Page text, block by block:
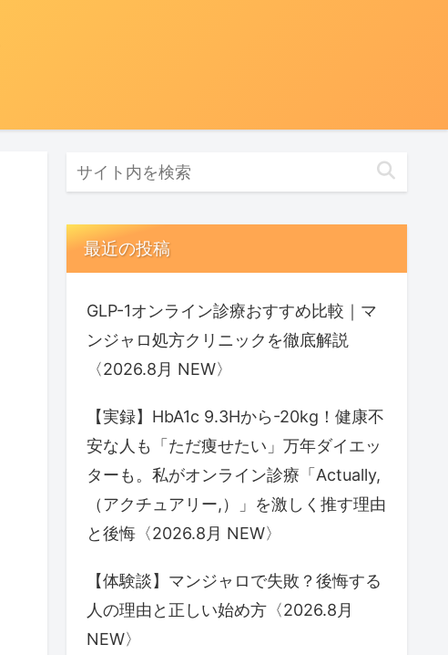
最近の投稿
GLP-1オンライン診療おすすめ比較｜マ
ンジャロ処方クリニックを徹底解説
〈2026.8月 NEW〉
【実録】HbA1c 9.3Hから-20kg！健康不
安な人も「ただ痩せたい」万年ダイエッ
ターも。私がオンライン診療「Actually,
（アクチュアリー,）」を激しく推す理由
と後悔〈2026.8月 NEW〉
【体験談】マンジャロで失敗？後悔する
人の理由と正しい始め方〈2026.8月
NEW〉